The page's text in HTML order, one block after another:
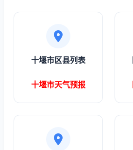
十堰市区县列表
十堰市天气预报